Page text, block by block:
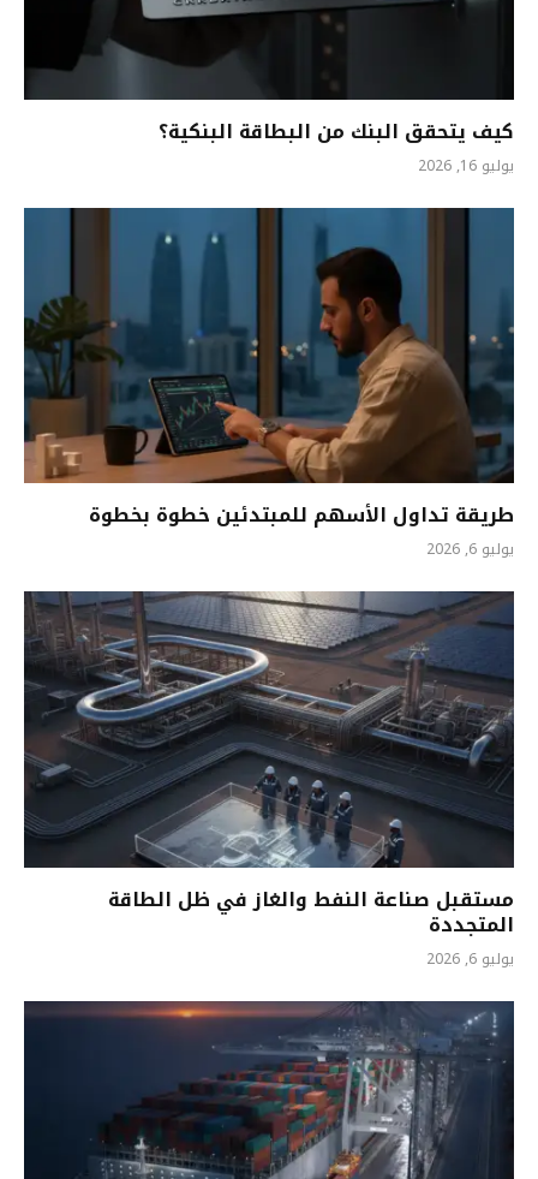
كيف يتحقق البنك من البطاقة البنكية؟
يوليو 16, 2026
طريقة تداول الأسهم للمبتدئين خطوة بخطوة
يوليو 6, 2026
مستقبل صناعة النفط والغاز في ظل الطاقة
المتجددة
يوليو 6, 2026